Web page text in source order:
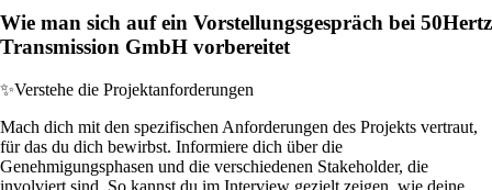
Wie man sich auf ein Vorstellungsgespräch bei 50Hertz
Transmission GmbH vorbereitet
✨Verstehe die Projektanforderungen
Mach dich mit den spezifischen Anforderungen des Projekts vertraut,
für das du dich bewirbst. Informiere dich über die
Genehmigungsphasen und die verschiedenen Stakeholder, die
involviert sind. So kannst du im Interview gezielt zeigen, wie deine